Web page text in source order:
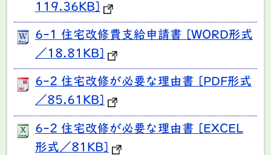
119.36KB]
6-1 住宅改修費支給申請書 [WORD形式
／18.81KB]
6-2 住宅改修が必要な理由書 [PDF形式
／85.61KB]
6-2 住宅改修が必要な理由書 [EXCEL
形式／81KB]